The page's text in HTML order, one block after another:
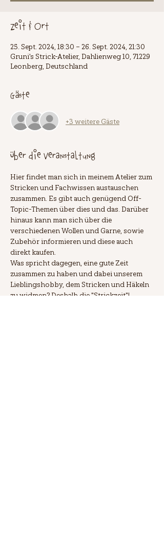
Zeit & Ort
25. Sept. 2024, 18:30 – 26. Sept. 2024, 21:30
Gruni's Strick-Atelier, Dahlienweg 10, 71229
Leonberg, Deutschland
Gäste
+3 weitere Gäste
Über die Veranstaltung
Hier findet man sich in meinem Atelier zum
Stricken und Fachwissen austauschen
zusammen. Es gibt auch genügend Off-
Topic-Themen über dies und das. Darüber
hinaus kann man sich über die
verschiedenen Wollen und Garne, sowie
Zubehör informieren und diese auch
direkt kaufen.
Was spricht dagegen, eine gute Zeit
zusammen zu haben und dabei unserem
Lieblingshobby, dem Stricken und Häkeln
zu widmen? Deshalb die "Strickzeit"!